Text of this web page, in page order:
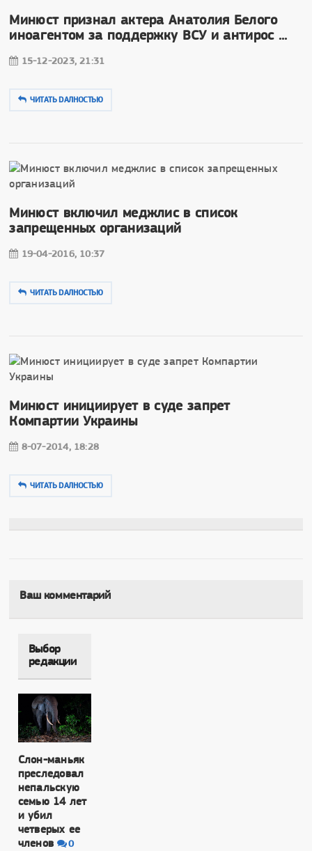
Минюст признал актера Анатолия Белого
иноагентом за поддержку ВСУ и антирос ...
15-12-2023, 21:31
ЧИТАТЬ DAЛНОСТЬЮ
Минюст включил меджлис в список
запрещенных организаций
19-04-2016, 10:37
ЧИТАТЬ DAЛНОСТЬЮ
Минюст инициирует в суде запрет
Компартии Украины
8-07-2014, 18:28
ЧИТАТЬ DAЛНОСТЬЮ
Ваш комментарий
Выбор
редакции
Слон-маньяк
преследовал
непальскую
семью 14 лет
и убил
четверых ее
членов
0